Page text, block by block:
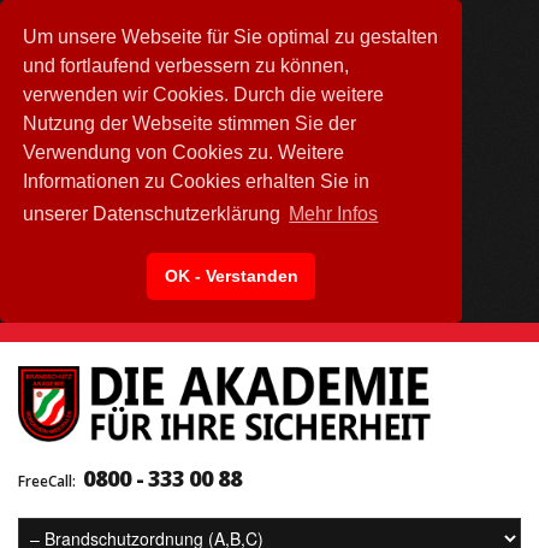
Um unsere Webseite für Sie optimal zu gestalten
und fortlaufend verbessern zu können,
verwenden wir Cookies. Durch die weitere
Nutzung der Webseite stimmen Sie der
Verwendung von Cookies zu. Weitere
Informationen zu Cookies erhalten Sie in
unserer Datenschutzerklärung Mehr Infos
OK - Verstanden
FreeCall: 0800 - 333 00 88